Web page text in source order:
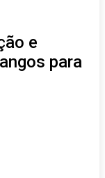
e
para